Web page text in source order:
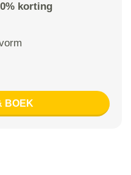
korting
BOEK